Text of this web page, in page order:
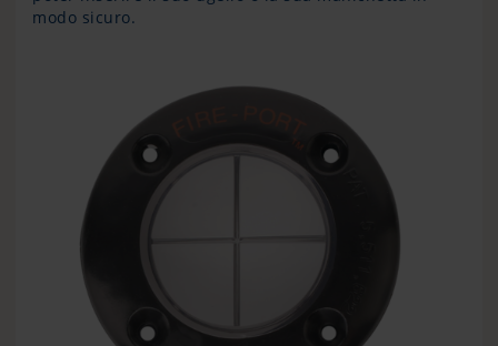
modo sicuro.